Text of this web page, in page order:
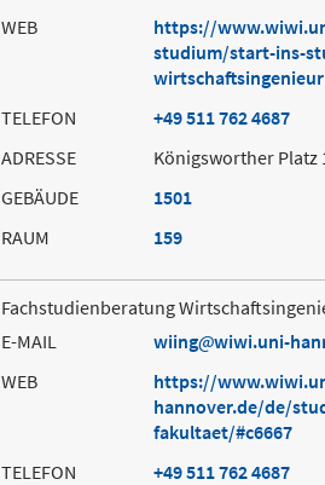
WEB
https://
studium/start-ins-
wirtschaftsingenieur
TELEFON
+49 511 762 4687
ADRESSE
Königsworther Platz
GEBÄUDE
1501
RAUM
159
Fachstudienberatung
E-MAIL
wiing
wiwi.uni-
WEB
https://
hannover.de/de/
fakultaet/#c6667
TELEFON
+49 511 762 4687